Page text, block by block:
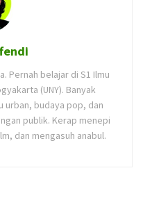
Pernah belajar di S1 Ilmu
(UNY). Banyak
urban, budaya pop, dan
publik. Kerap menepi
dan mengasuh anabul.